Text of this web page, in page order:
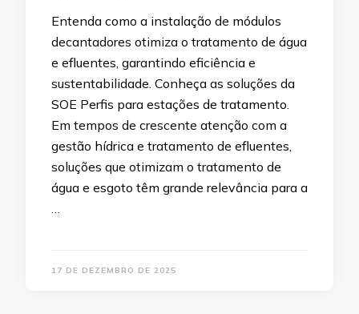
Entenda como a instalação de módulos
decantadores otimiza o tratamento de água
e efluentes, garantindo eficiência e
sustentabilidade. Conheça as soluções da
SOE Perfis para estações de tratamento.
Em tempos de crescente atenção com a
gestão hídrica e tratamento de efluentes,
soluções que otimizam o tratamento de
água e esgoto têm grande relevância para a
17 DE DEZEMBRO DE 2025